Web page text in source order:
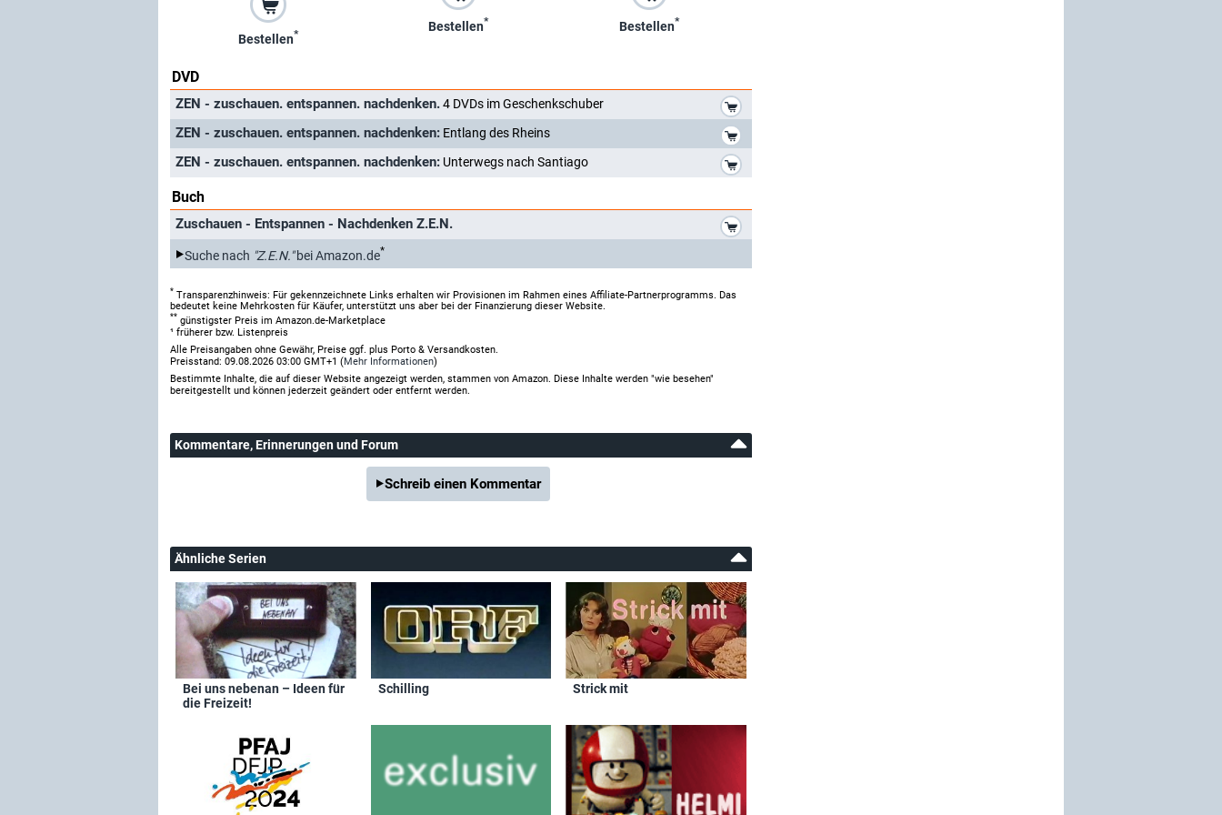
Bestellen*
Bestellen* Bestellen*
DVD
ZEN - zuschauen. entspannen. nachdenken.4 DVDs im Geschenkschuber
ZEN - zuschauen. entspannen. nachdenken: Entlang des Rheins
ZEN - zuschauen. entspannen. nachdenken: Unterwegs nach Santiago
Buch
Zuschauen - Entspannen - Nachdenken Z.E.N.
Suche nach "Z.E.N."bei Amazon.de*
* Transparenzhinweis: Für gekennzeichnete Links erhalten wir Provisionen im Rahmen eines Affiliate-Partnerprogramms. Das
bedeutet keine Mehrkosten für Käufer, unterstützt uns aber bei der Finanzierung dieser Website.
** günstigster Preis im Amazon.de-Marketplace
¹ früherer bzw. Listenpreis
Alle Preisangaben ohne Gewähr, Preise ggf. plus Porto & Versandkosten.
Preisstand: 09.08.2026 03:00 GMT+1 (Mehr Informationen)
Bestimmte Inhalte, die auf dieser Website angezeigt werden, stammen von Amazon. Diese Inhalte werden "wie besehen"
bereitgestellt und können jederzeit geändert oder entfernt werden.
Kommentare, Erinnerungen und Forum
Schreib einen Kommentar
Ähnliche Serien
Bei uns nebenan – Ideen für
die Freizeit!
Schilling Strick mit